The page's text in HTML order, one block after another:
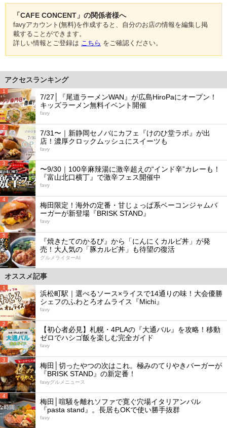
「CAFE CONCENT」の関係者様へ
favyアカウント(無料)を作成すると、自分のお店の情報を編集し掲
載することができます。
詳しい情報とご登録は こちら をご確認ください。
アクセスランキング
1
7/27│『尾道ラーメンWAN』が広島HiroPaにオープン！
キッズラーメン無料イベント開催
favy
2
7/31〜｜新静岡セノバにカフェ『けのひ堂ラボ』が出
店！濃厚クロックムッシュにスイーツも
favy
3
〜9/30｜100辛麻辣湯に激辛超えの“インド辛”カレーも！
『富山北口横丁』で激辛フェス開催中
favy
4
梅田限定！海外の定番・甘じょっぱ系ベーコンジャムバ
ーガーが新登場『BRISK STAND』
favy
5
『焼きたてのかるび』から「にんにくカルビ丼」が発
売！大人気の「豚カルビ丼」も待望の復活
グルメライターAI
オススメ記事
1
浜松町駅｜選べるソース×ライスで14通りの味！大会優勝
シェフのふわとろオムライス『Michi』
favy
2
【初心者必見】札幌・4PLAの『大通バル』を攻略！移動
ゼロでハシゴ飯を楽しむ完全ガイド
favy
3
梅田│切ったやつの次はこれ。極みのてりやきバーガーが
『BRISK STAND』の新定番！
favyグルメニュース
4
梅田│喧騒を離れソファで寛ぐ穴場イタリアンバル
『pasta stand』。長居もOKで使い勝手抜群
favy